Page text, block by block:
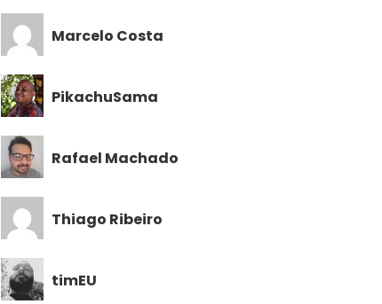
Marcelo Costa
PikachuSama
Rafael Machado
Thiago Ribeiro
timEU